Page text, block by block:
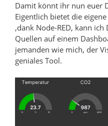
Damit könnt ihr nun euer
Eigentlich bietet die
,dank Node-RED, kann
Quellen auf einem
jemanden wie mich, der
geniales Tool.